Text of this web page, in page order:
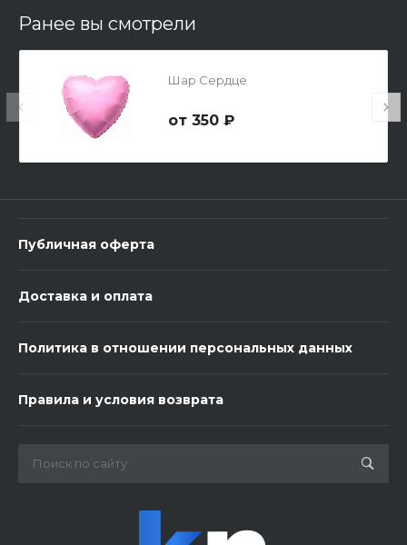
Мишка 70 см
В корзину
В корзину
Ранее вы смотрели
Шар Сердце
350 ₽
Публичная оферта
Доставка и оплата
Политика в отношении персональных данных
Правила и условия возврата